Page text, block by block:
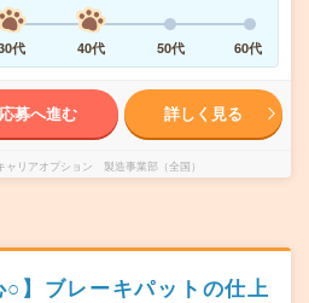
代 40代 50代 60代
応募へ進む 詳しく見る
ャリアオプション 製造事業部（全国）
○】ブレーキパットの仕上